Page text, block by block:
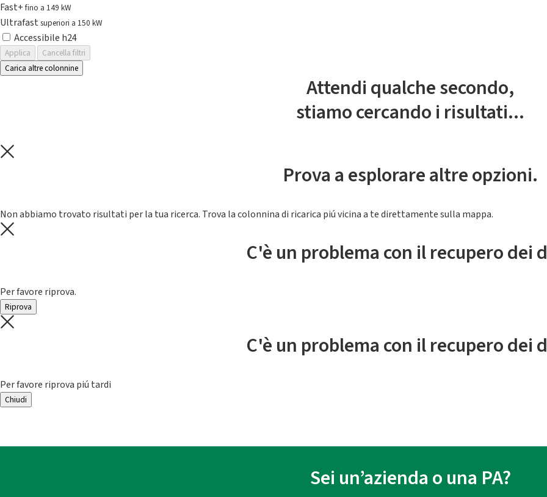
Fast+fino a 149 kW
Ultrafast superiori a 150 kW
Accessibile h24
Applica
Cancella filtri
Carica altre colonnine
Attendi qualche secondo,
stiamo cercando i risultati...
Prova a esplorare altre opzioni.
Non abbiamo trovato risultati per la tua ricerca. Trova la colonnina di ricarica piú vicina a te direttamente sulla mappa.
C'è un problema con il recupero dei
Per favore riprova.
Riprova
C'è un problema con il recupero dei
Per favore riprova piú tardi
Chiudi
Sei un’azienda o una PA?